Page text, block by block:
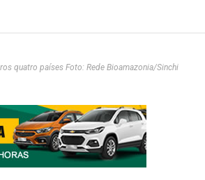
quatro países Foto: Rede Bioamazonia/Sinchi